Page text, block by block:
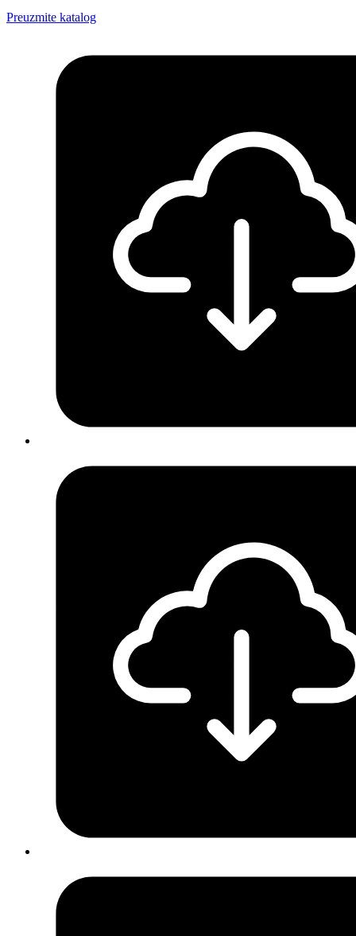
Preuzmite katalog